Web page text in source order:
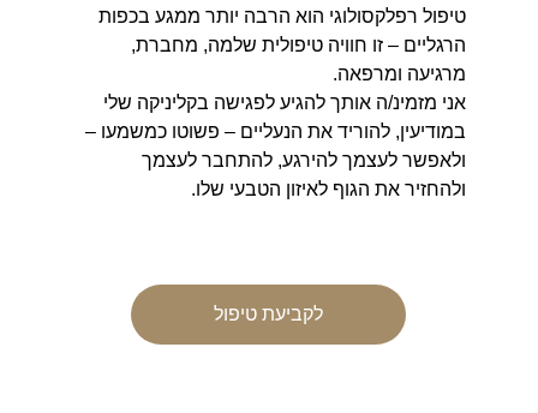
טיפול רפלקסולוגי הוא הרבה יותר ממגע בכפות
הרגליים – זו חוויה טיפולית שלמה, מחברת,
מרגיעה ומרפאה.
אני מזמינ/ה אותך להגיע לפגישה בקליניקה שלי
במודיעין, להוריד את הנעליים – פשוטו כמשמעו –
ולאפשר לעצמך להירגע, להתחבר לעצמך
ולהחזיר את הגוף לאיזון הטבעי שלו.
לקביעת טיפול